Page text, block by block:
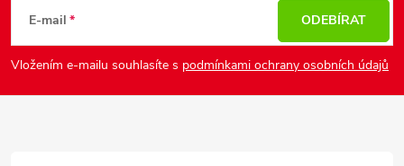
E-mail
Vložením e-mailu souhlasíte s podmínkami ochrany osobních údajů
ODEBÍRAT